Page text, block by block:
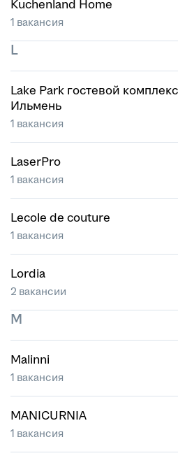
Kuchenland Home
1 вакансия
L
Lake Park гостевой
Ильмень
1 вакансия
LaserPro
1 вакансия
Lecole de couture
1 вакансия
Lordia
2 вакансии
M
Malinni
1 вакансия
MANICURNIA
1 вакансия